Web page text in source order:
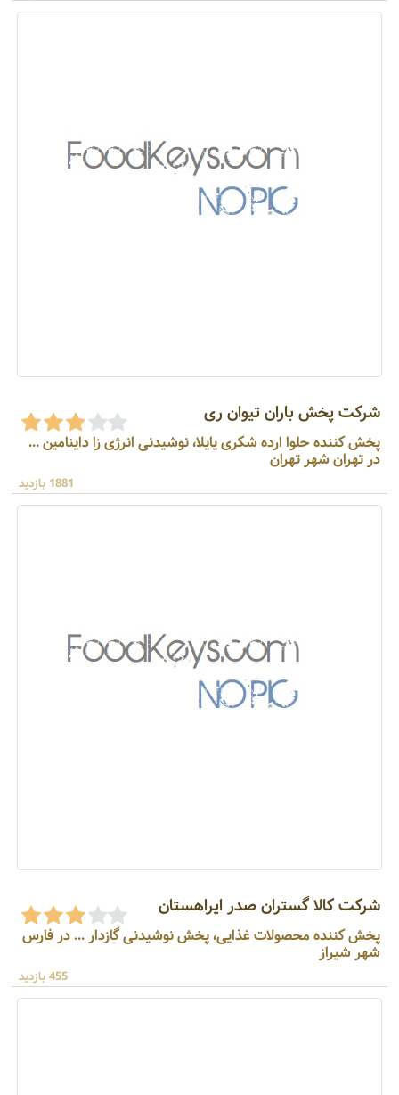
شرکت پخش باران تیوان ری
پخش کننده حلوا ارده شکری یایلا، نوشیدنی انرژی زا داینامین ...
در تهران شهر تهران
1881 بازدید
شرکت کالا گستران صدر ایراهستان
پخش کننده محصولات غذایی، پخش نوشیدنی گازدار ... در فارس
شهر شیراز
455 بازدید